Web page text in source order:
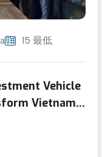
15 最低
Vehicle
Vietnam’s